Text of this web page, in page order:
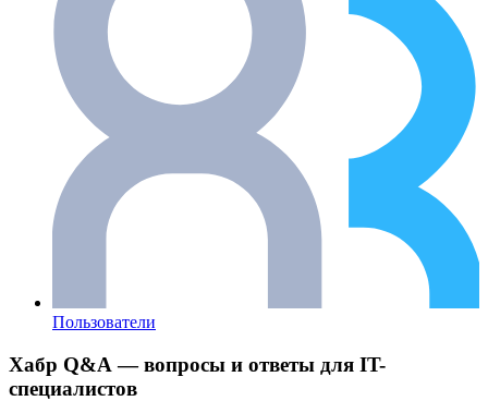
Пользователи
Хабр Q&A — вопросы и ответы для IT-
специалистов